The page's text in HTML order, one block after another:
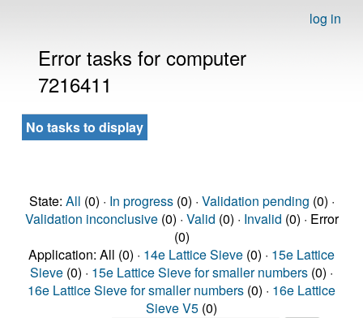
log in
Error tasks for computer
7216411
No tasks to display
State: All (0) · In progress(0) · Validation pending (0) ·
Validation inconclusive(0) · Valid (0) · Invalid (0) · Error
(0)
Application: All (0) · 14e Lattice Sieve (0) · 15e Lattice
Sieve (0) · 15e Lattice Sieve for smaller numbers (0) ·
16e Lattice Sieve for smaller numbers (0) · 16e Lattice
Sieve V5 (0)